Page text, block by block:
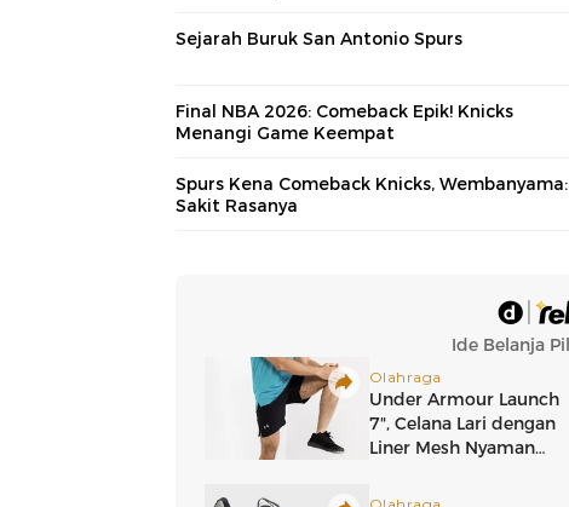
Sejarah Buruk San Antonio Spurs
Final NBA 2026: Comeback Epik! Knicks
Menangi Game Keempat
Spurs Kena Comeback Knicks, Wembanyama:
Sakit Rasanya